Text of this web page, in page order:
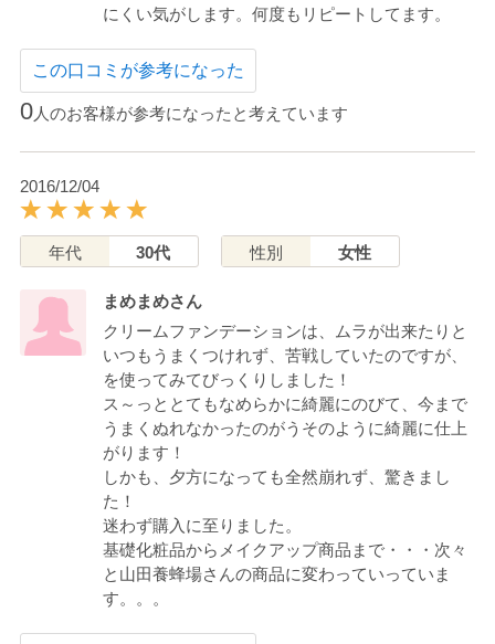
にくい気がします。何度もリピートしてます。
この口コミが参考になった
0人のお客様が参考になったと考えています
2016/12/04
年代 30代 性別 女性
まめまめさん
クリームファンデーションは、ムラが出来たりと
いつもうまくつけれず、苦戦していたのですが、
を使ってみてびっくりしました！
ス～っととてもなめらかに綺麗にのびて、今まで
うまくぬれなかったのがうそのように綺麗に仕上
がります！
しかも、夕方になっても全然崩れず、驚きまし
た！
迷わず購入に至りました。
基礎化粧品からメイクアップ商品まで・・・次々
と山田養蜂場さんの商品に変わっていっていま
す。。。